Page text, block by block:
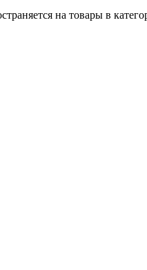
на товары в